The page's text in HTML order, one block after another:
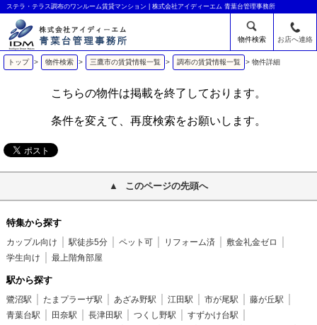
ステラ・テラス調布のワンルーム賃貸マンション | 株式会社アイディーエム 青葉台管理事務所
物件検索 お店へ連絡
トップ > 物件検索 > 三鷹市の賃貸情報一覧 > 調布の賃貸情報一覧 > 物件詳細
こちらの物件は掲載を終了しております。
条件を変えて、再度検索をお願いします。
このページの先頭へ
特集から探す
カップル向け 駅徒歩5分 ペット可 リフォーム済
敷金礼金ゼロ
学生向け
最上階角部屋
駅から探す
鷺沼駅 たまプラーザ駅 あざみ野駅 江田駅 市が尾駅
藤が丘駅
青葉台駅
田奈駅 長津田駅 つくし野駅
すずかけ台駅